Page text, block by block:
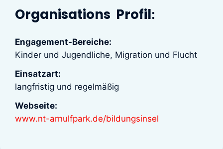
Organisations Profil:
Engagement-Bereiche:
Kinder und Jugendliche, Migration und Flucht
Einsatzart:
langfristig und regelmäßig
Webseite:
www.nt-arnulfpark.de/bildungsinsel